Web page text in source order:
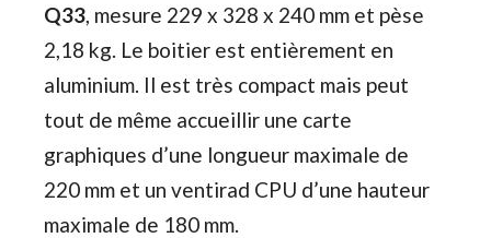
Q33, mesure 229 x 328 x 240 mm et pèse
2,18 kg. Le boitier est entièrement en
aluminium. Il est très compact mais peut
tout de même accueillir une carte
graphiques d’une longueur maximale de
220 mm et un ventirad CPU d’une hauteur
maximale de 180 mm.